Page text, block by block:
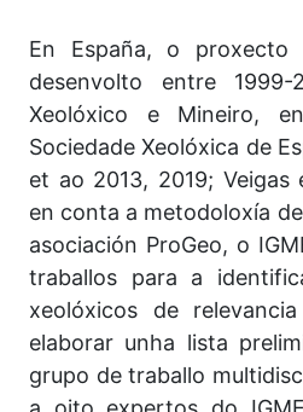
En España, o proxecto
desenvolto entre
Xeolóxico e Mineiro,
Sociedade Xeolóxica de
et ao 2013, 2019;
en conta a metodoloxía
asociación ProGeo, o
traballos para a
xeolóxicos de
elaborar unha lista
grupo de traballo